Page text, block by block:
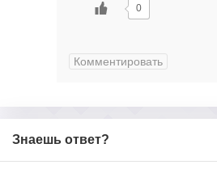
0
Комментировать
Знаешь ответ?